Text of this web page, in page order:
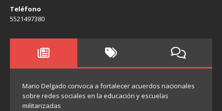
Teléfono
5521497380
Mario Delgado convoca a fortalecer acuerdos nacionales
sobre redes sociales en la educación y escuelas
militarizadas